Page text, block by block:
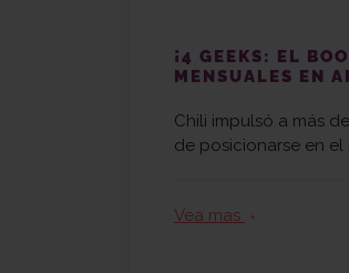
¡4 GEEKS: EL
MENSUALES EN
Chili impulsó a más
de posicionarse en
Vea mas arrow_forward